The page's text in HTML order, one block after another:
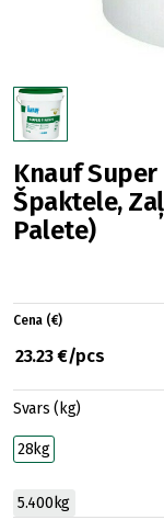
Knauf
Špaktele,
Palete)
Cena (€)
23.23 €/pcs
Svars (kg)
28kg
5.400kg